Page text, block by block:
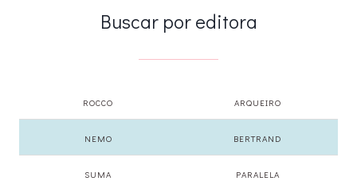
Buscar por editora
ROCCO ARQUEIRO
NEMO BERTRAND
SUMA PARALELA